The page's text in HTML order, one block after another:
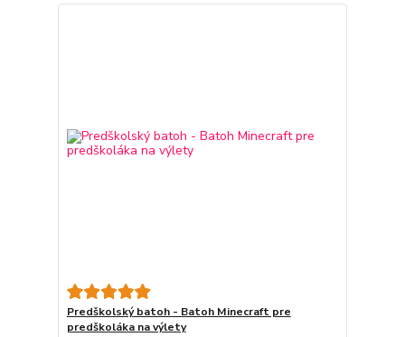
Predškolský batoh - Batoh Minecraft pre
predškoláka na výlety